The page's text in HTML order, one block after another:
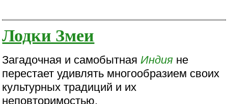
Лодки Змеи
Загадочная и самобытнаяИндия не
перестает удивлять многообразием своих
культурных традиций и их
неповторимостью.